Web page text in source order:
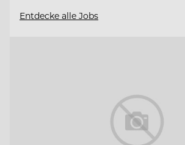
Entdecke alle Jobs